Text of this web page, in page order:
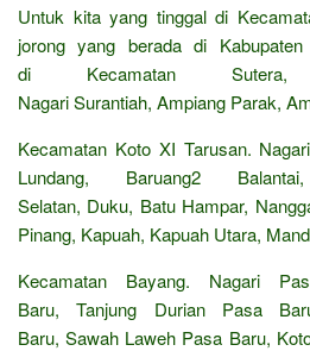
Untuk kita yang tinggal di
jorong yang berada di
di Kecamatan Sutera,
Nagari Surantiah, Ampiang Parak,
Kecamatan Koto XI Tarusan.
Lundang, Baruang2
Selatan, Duku, Batu Hampar,
Pinang, Kapuah, Kapuah Utara,
Kecamatan Bayang. Nagari
Baru, Tanjung Durian Pasa
Baru, Sawah Laweh Pasa Baru,